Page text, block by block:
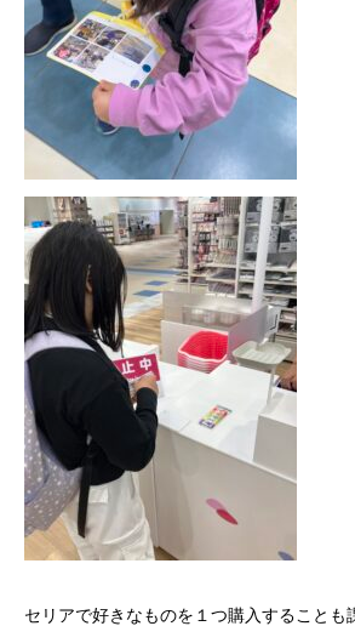
セリアで好きなものを１つ購入することも